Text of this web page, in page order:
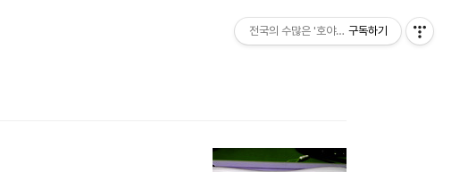
전국의 수많은 '호야'중 한명이 꾸리는 블로그
구독하기